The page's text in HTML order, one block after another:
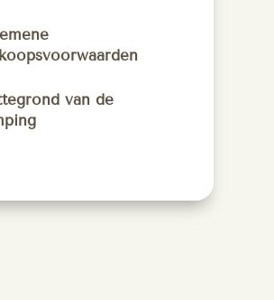
van de